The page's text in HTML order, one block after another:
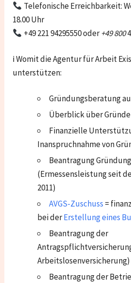
Telefonische Erreichbarkeit:
18.00 Uhr
+49 221 94295550 oder+49 800
ℹ Womit die Agentur für Arbeit
unterstützen:
Gründungsberatung
Überblick über
Finanzielle
Inanspruchnahme von
Beantragung
(Ermessensleistung seit
2011)
AVGS-Zuschuss =
bei derErstellung eines
Beantragung der
Arbeitslosenversicherung)
Beantragung der